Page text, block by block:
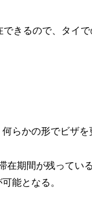
きるので、タイ
らかの形でビザを
期間が残ってい
能となる。